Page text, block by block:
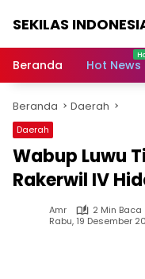
SEKILAS
Terkini,
Latest
World,
Headlines,
News
Today
Beranda Hot News
Beranda Daerah
Daerah
Wabup Luwu
Rakerwil IV
Amr
2 Min Baca
Rabu, 19 Desember